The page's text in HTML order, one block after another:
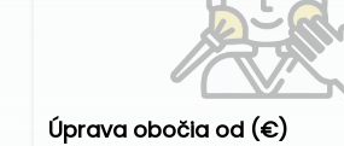
Úprava obočia od (€)